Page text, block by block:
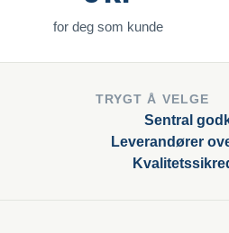
for deg som kunde
TRYGT Å VELGE
Sentral
Leverandører